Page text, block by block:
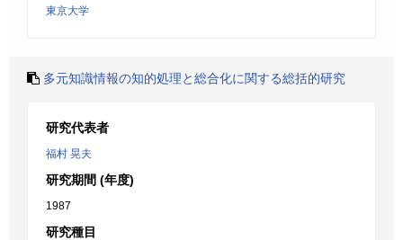
東京大学
多元知識情報の知的処理と総合化に関する総括的研究
研究代表者
福村 晃夫
研究期間 (年度)
1987
研究種目